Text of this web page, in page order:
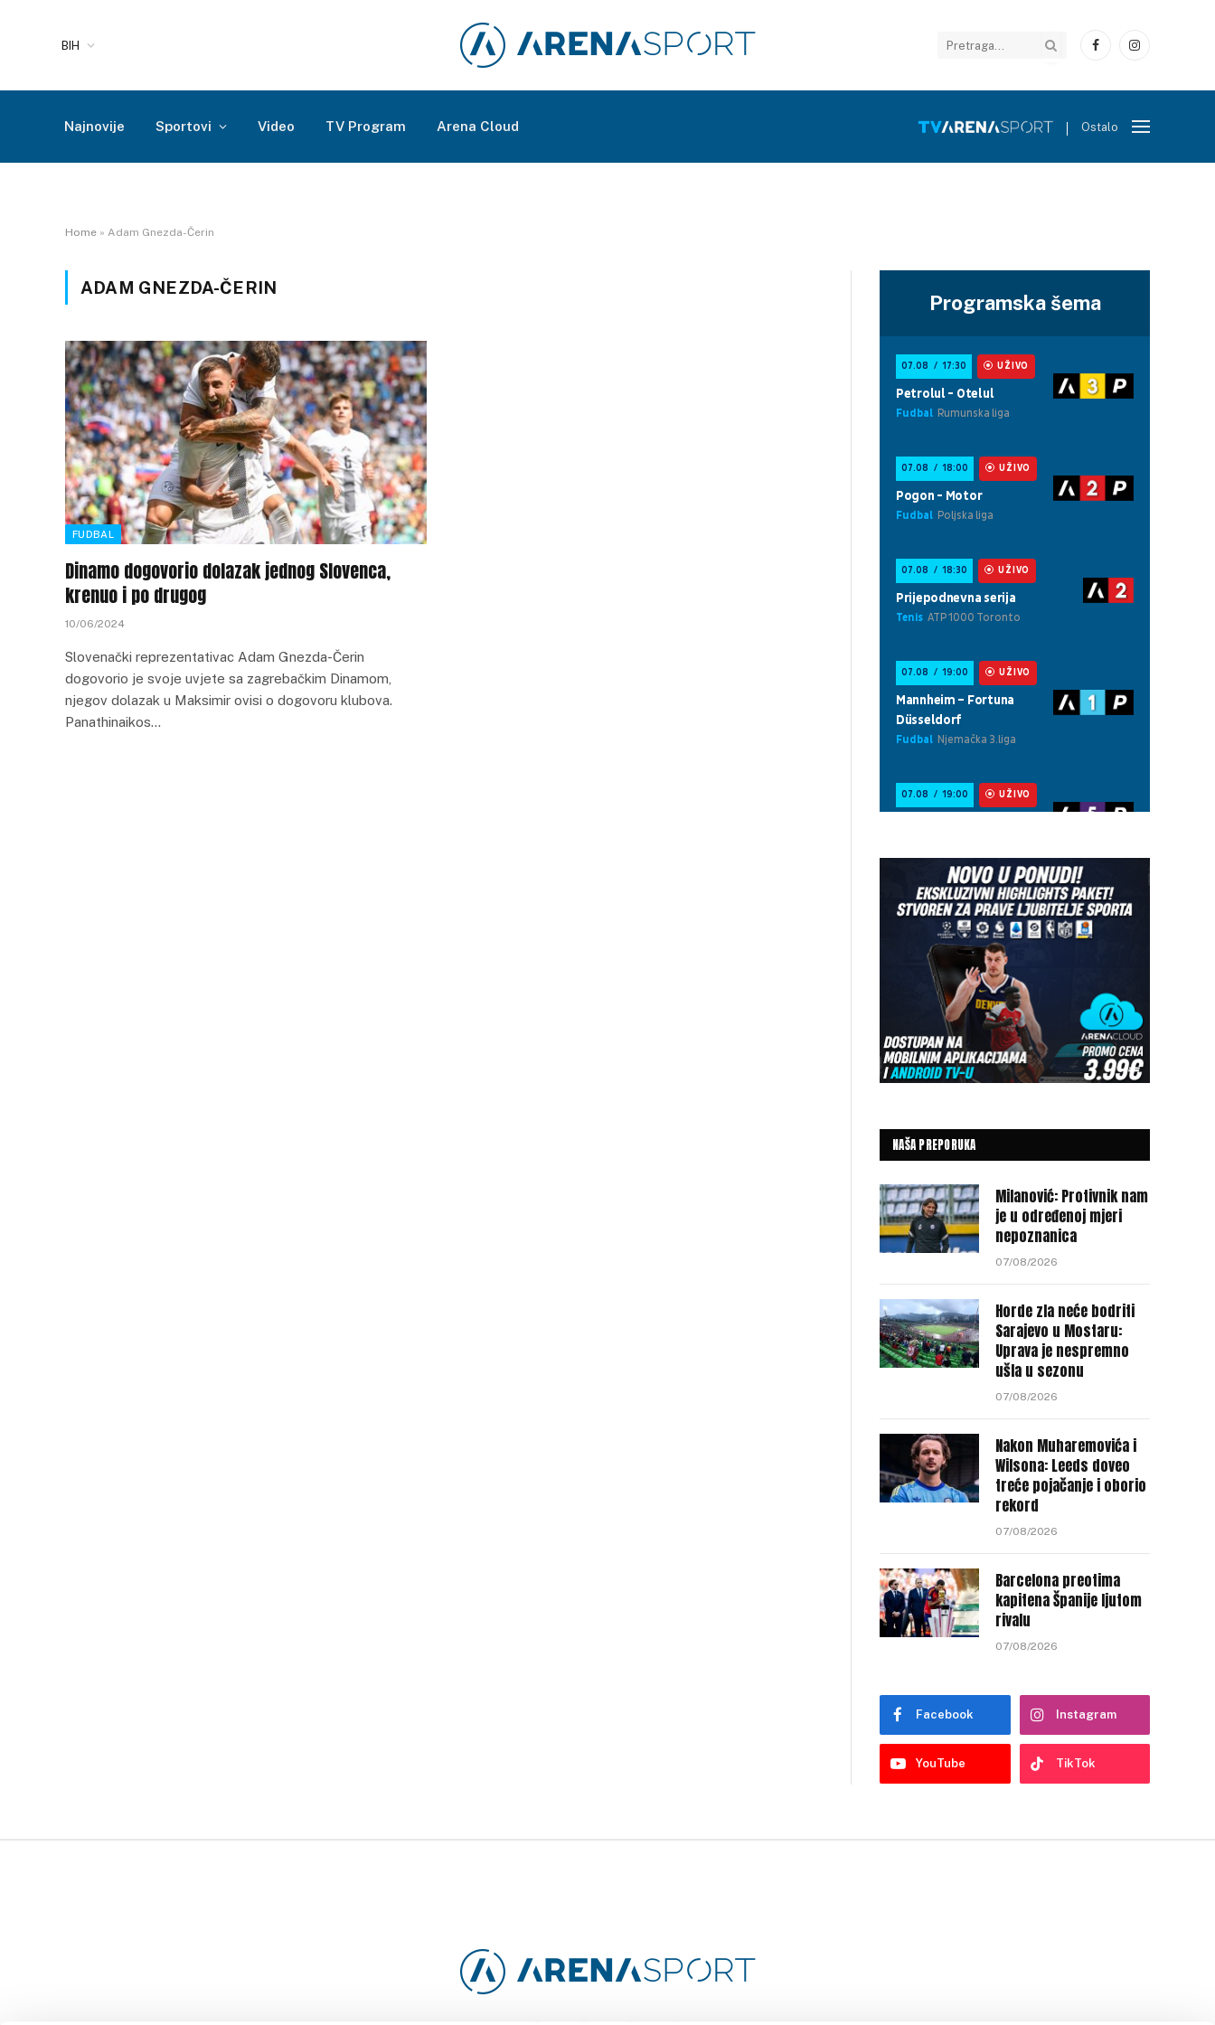
BIH
FacebookInstagram
Najnovije Sportovi Video TV Program Arena Cloud Ostalo
Home » Adam Gnezda-Čerin
ADAM GNEZDA-ČERIN
FUDBAL
Dinamo dogovorio dolazak jednog Slovenca,
krenuo i po drugog
10/06/2024
Slovenački reprezentativac Adam Gnezda-Čerin
dogovorio je svoje uvjete sa zagrebačkim Dinamom,
njegov dolazak u Maksimir ovisi o dogovoru klubova.
Panathinaikos…
Programska šema
NAŠA PREPORUKA
Milanović: Protivnik nam
je u određenoj mjeri
nepoznanica
07/08/2026
Horde zla neće bodriti
Sarajevo u Mostaru:
Uprava je nespremno
ušla u sezonu
07/08/2026
Nakon Muharemovića i
Wilsona: Leeds doveo
treće pojačanje i oborio
rekord
07/08/2026
Barcelona preotima
kapitena Španije ljutom
rivalu
07/08/2026
Facebook Instagram
YouTube TikTok